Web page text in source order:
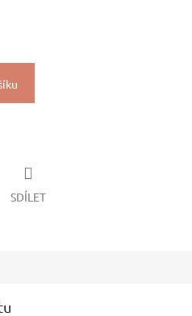
SDÍLET